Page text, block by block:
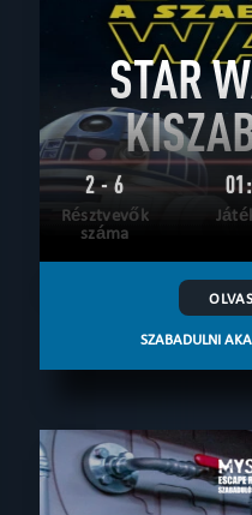
STAR
2 - 6
Résztvevők
száma
SZABADULNI